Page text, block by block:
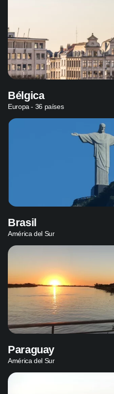
Bélgica
Europa - 36 países
Brasil
América del Sur
Paraguay
América del Sur